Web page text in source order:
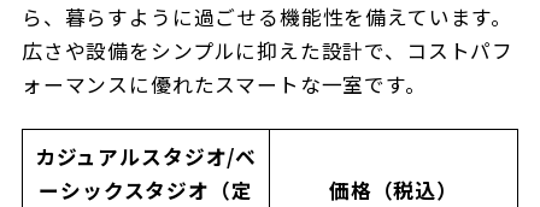
ら、暮らすように過ごせる機能性を備えています。
広さや設備をシンプルに抑えた設計で、コストパフ
ォーマンスに優れたスマートな一室です。
カジュアルスタジオ/ベ
ーシックスタジオ（定
価格（税込）